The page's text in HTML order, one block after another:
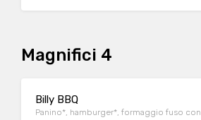
Magnifici 4
Billy BBQ
Panino*, hamburger*, formaggio fuso con